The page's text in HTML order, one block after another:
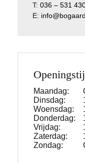
T: 036 – 531
E:
Maandag:
Dinsdag:
Woensdag:
Donderdag:
Vrijdag:
Zaterdag:
Zondag: